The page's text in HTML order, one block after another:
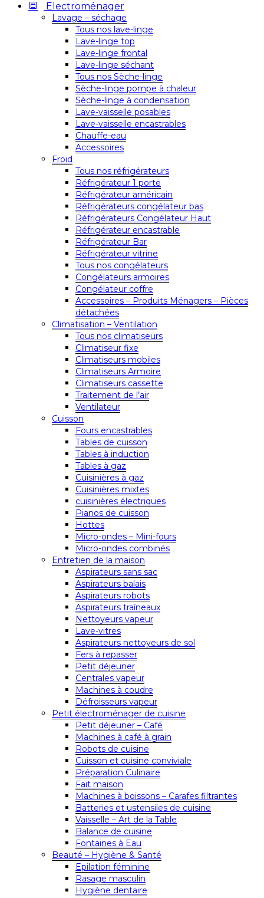
Electroménager
Lavage – séchage
Tous nos lave-linge
Lave-linge top
Lave-linge frontal
Lave-linge séchant
Tous nos Sèche-linge
Sèche-linge pompe à chaleur
Sèche-linge à condensation
Lave-vaisselle posables
Lave-vaisselle encastrables
Chauffe-eau
Accessoires
Froid
Tous nos réfrigérateurs
Réfrigérateur 1 porte
Réfrigérateur américain
Réfrigérateurs congélateur bas
Réfrigérateurs Congélateur Haut
Réfrigérateur encastrable
Réfrigérateur Bar
Réfrigérateur vitrine
Tous nos congélateurs
Congélateurs armoires
Congélateur coffre
Accessoires – Produits Ménagers – Pièces
détachées
Climatisation – Ventilation
Tous nos climatiseurs
Climatiseur fixe
Climatiseurs mobiles
Climatiseurs Armoire
Climatiseurs cassette
Traitement de l’air
Ventilateur
Cuisson
Fours encastrables
Tables de cuisson
Tables à induction
Tables à gaz
Cuisinières à gaz
Cuisinières mixtes
cuisinières électriques
Pianos de cuisson
Hottes
Micro-ondes – Mini-fours
Micro-ondes combinés
Entretien de la maison
Aspirateurs sans sac
Aspirateurs balais
Aspirateurs robots
Aspirateurs traîneaux
Nettoyeurs vapeur
Lave-vitres
Aspirateurs nettoyeurs de sol
Fers à repasser
Petit déjeuner
Centrales vapeur
Machines à coudre
Défroisseurs vapeur
Petit électroménager de cuisine
Petit déjeuner – Café
Machines à café à grain
Robots de cuisine
Cuisson et cuisine conviviale
Préparation Culinaire
Fait maison
Machines à boissons – Carafes filtrantes
Batteries et ustensiles de cuisine
Vaisselle – Art de la Table
Balance de cuisine
Fontaines à Eau
Beauté – Hygiène & Santé
Epilation féminine
Rasage masculin
Hygiène dentaire